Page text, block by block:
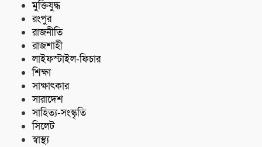
মুক্তিযুদ্ধ
রংপুর
রাজনীতি
রাজশাহী
লাইফস্টাইল-ফিচার
শিক্ষা
সাক্ষাৎকার
সারাদেশ
সাহিত্য-সংস্কৃতি
সিলেট
স্বাস্থ্য